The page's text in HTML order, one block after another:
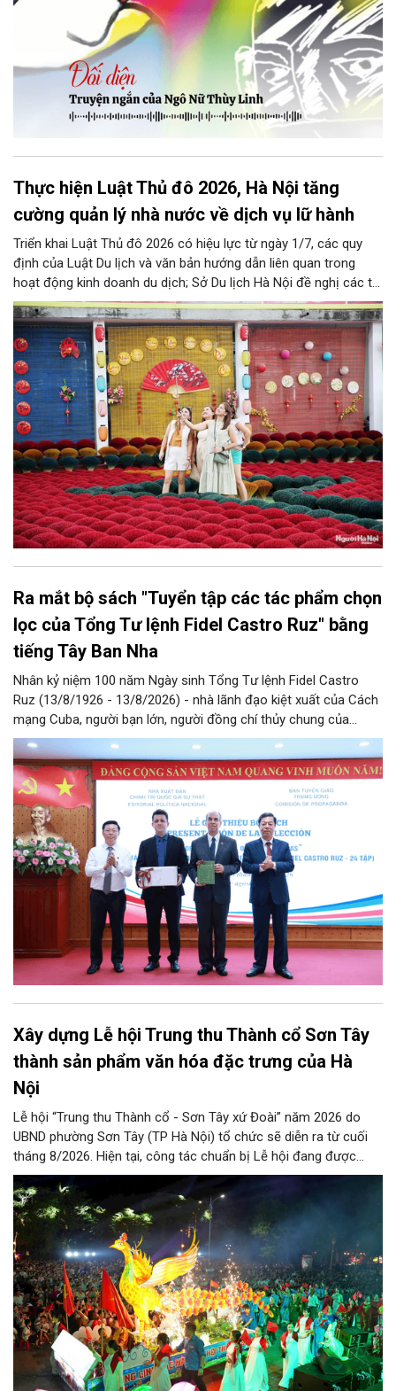
Thực hiện Luật Thủ đô 2026, Hà Nội tăng
cường quản lý nhà nước về dịch vụ lữ hành
Triển khai Luật Thủ đô 2026 có hiệu lực từ ngày 1/7, các quy
định của Luật Du lịch và văn bản hướng dẫn liên quan trong
hoạt động kinh doanh du dịch; Sở Du lịch Hà Nội đề nghị các tổ
chức, đơn vị, doanh nghiệp kinh doanh dịch vụ lữ hành trên địa
bàn thành phố thực hiện một số nội dung quan trọng. Qua đó
góp phần thực hiện thắng lợi các mục tiêu phát triển du lịch Hà
Nội năm 2026 và giai đoạn tiếp theo.
Ra mắt bộ sách "Tuyển tập các tác phẩm chọn
lọc của Tổng Tư lệnh Fidel Castro Ruz" bằng
tiếng Tây Ban Nha
Nhân kỷ niệm 100 năm Ngày sinh Tổng Tư lệnh Fidel Castro
Ruz (13/8/1926 - 13/8/2026) - nhà lãnh đạo kiệt xuất của Cách
mạng Cuba, người bạn lớn, người đồng chí thủy chung của
Đảng, Nhà nước và nhân dân Việt Nam, chiều 5/8, tại Hà Nội,
Nhà xuất bản Chính trị quốc gia Sự thật phối hợp với Ban Tuyên
giáo Trung ương tổ chức Lễ giới thiệu bộ sách “Tuyển tập các
tác phẩm chọn lọc của Tổng Tư lệnh Fidel Castro Ruz” gồm 24
tập bằng tiếng Tây Ban Nha.
Xây dựng Lễ hội Trung thu Thành cổ Sơn Tây
thành sản phẩm văn hóa đặc trưng của Hà
Nội
Lễ hội “Trung thu Thành cổ - Sơn Tây xứ Đoài” năm 2026 do
UBND phường Sơn Tây (TP Hà Nội) tổ chức sẽ diễn ra từ cuối
tháng 8/2026. Hiện tại, công tác chuẩn bị Lễ hội đang được
chính quyền phường Sơn Tây cùng các phòng, ban, ngành, đơn
vị và 25 tổ dân phố khẩn trương triển khai, tạo khí thế sôi nổi,
sẵn sàng mang đến cho Nhân dân và du khách một mùa Trung
thu quy mô, đặc sắc và giàu bản sắc văn hóa xứ Đoài.